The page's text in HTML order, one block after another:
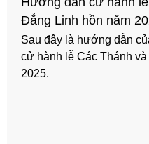
Đẳng Linh hồn năm
Sau đây là hướng dẫn
cử hành lễ Các Thánh
2025.